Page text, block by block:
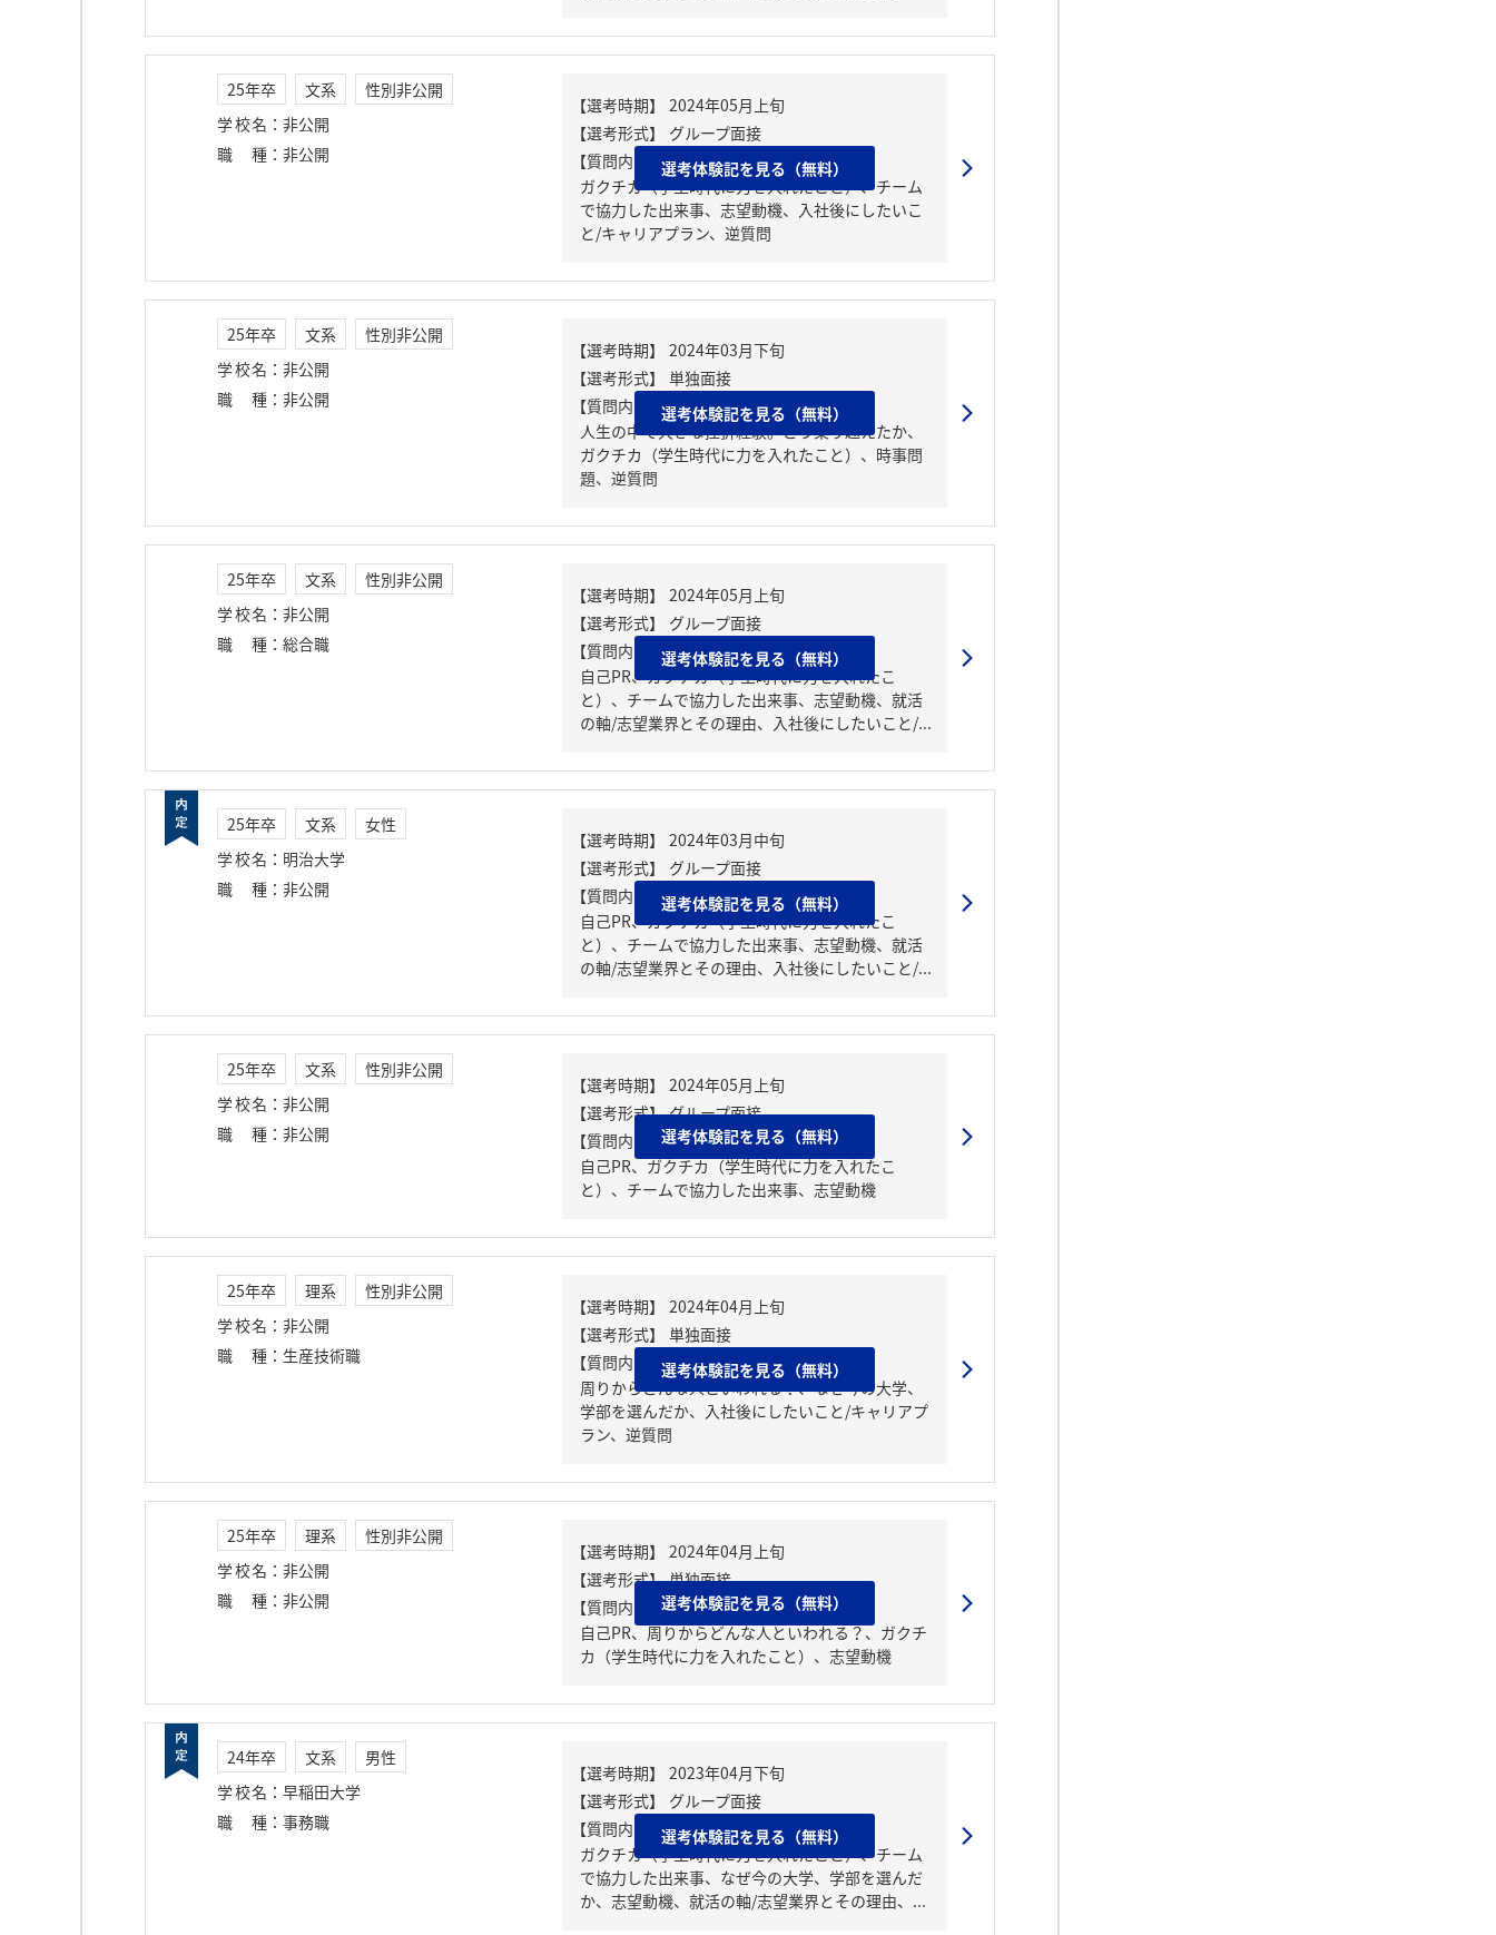
25年卒 文系
性別非公開
学校名 ： 非公開
職種 ： 非公開
【質問内容・課題】
ガクチカ（学生時代に力を入れたこと）、チーム
で協力した出来事、志望動機、入社後にしたいこ
と/キャリアプラン、逆質問
選考体験記を見る（無料）
25年卒 文系
性別非公開
学校名 ： 非公開
職種 ： 非公開
【質問内容・課題】
人生の中で大きな挫折経験。どう乗り越えたか、
ガクチカ（学生時代に力を入れたこと）、時事問
題、逆質問
選考体験記を見る（無料）
25年卒 文系
性別非公開
学校名 ： 非公開
職種 ： 総合職
【質問内容・課題】
自己PR、ガクチカ（学生時代に力を入れたこ
と）、チームで協力した出来事、志望動機、就活
の軸/志望業界とその理由、入社後にしたいこと/...
選考体験記を見る（無料）
25年卒 文系
女性
学校名 ： 明治大学
職種 ： 非公開
【質問内容・課題】
自己PR、ガクチカ（学生時代に力を入れたこ
と）、チームで協力した出来事、志望動機、就活
の軸/志望業界とその理由、入社後にしたいこと/...
選考体験記を見る（無料）
25年卒 文系
性別非公開
学校名 ： 非公開
職種 ： 非公開
【質問内容・課題】
自己PR、ガクチカ（学生時代に力を入れたこ
と）、チームで協力した出来事、志望動機
選考体験記を見る（無料）
25年卒 理系
性別非公開
学校名 ： 非公開
職種 ： 生産技術職
【質問内容・課題】
周りからどんな人といわれる？、なぜ今の大学、
学部を選んだか、入社後にしたいこと/キャリアプ
ラン、逆質問
選考体験記を見る（無料）
25年卒 理系
性別非公開
学校名 ： 非公開
職種 ： 非公開
【質問内容・課題】
自己PR、周りからどんな人といわれる？、ガクチ
カ（学生時代に力を入れたこと）、志望動機
選考体験記を見る（無料）
24年卒 文系
男性
学校名 ： 早稲田大学
職種 ： 事務職
【質問内容・課題】
ガクチカ（学生時代に力を入れたこと）、チーム
で協力した出来事、なぜ今の大学、学部を選んだ
か、志望動機、就活の軸/志望業界とその理由、...
選考体験記を見る（無料）